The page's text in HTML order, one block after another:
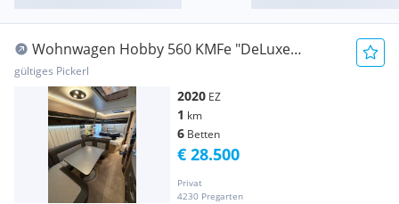
Wohnwagen Hobby 560 KMFe "DeLuxe
Edition"
gültiges Pickerl
2020 EZ
1 km
6 Betten
Privat
4230 Pregarten
€ 28.500